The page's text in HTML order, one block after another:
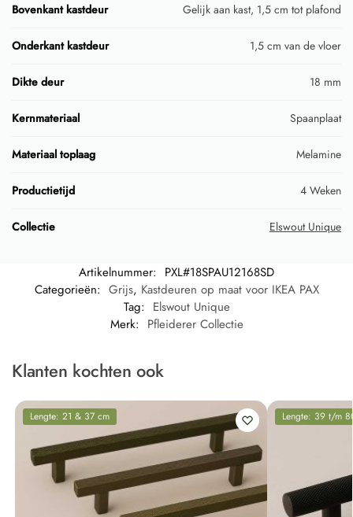
Bovenkant kastdeur Gelijk aan kast, 1,5 cm tot plafond
Onderkant kastdeur 1,5 cm van de vloer
Dikte deur 18 mm
Kernmateriaal Spaanplaat
Materiaal toplaag Melamine
Productietijd 4 Weken
Collectie Elswout Unique
Artikelnummer: PXL#18SPAU12168SD
Categorieën: Grijs, Kastdeuren op maat voor IKEA PAX
Tag: Elswout Unique
Merk: Pfleiderer Collectie
Klanten kochten ook
Lengte: 21 & 37 cm Lengte: 39 t/m